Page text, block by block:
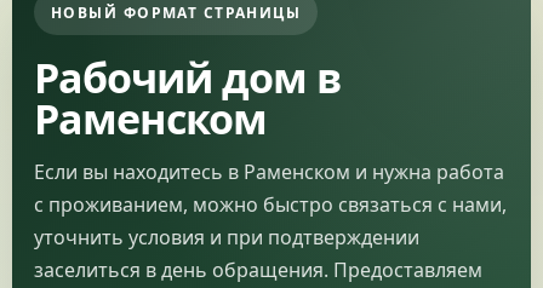
НОВЫЙ ФОРМАТ СТРАНИЦЫ
Рабочий дом в
Раменском
Если вы находитесь в Раменском и нужна работа
с проживанием, можно быстро связаться с нами,
уточнить условия и при подтверждении
заселиться в день обращения. Предоставляем